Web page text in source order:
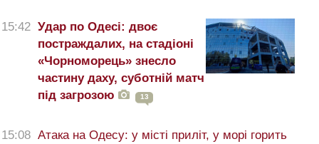
15:42 Удар по Одесі: двоє
постраждалих, на стадіоні
«Чорноморець» знесло
частину даху, суботній матч
під загрозою
13
15:08 Атака на Одесу: у місті приліт, у морі горить